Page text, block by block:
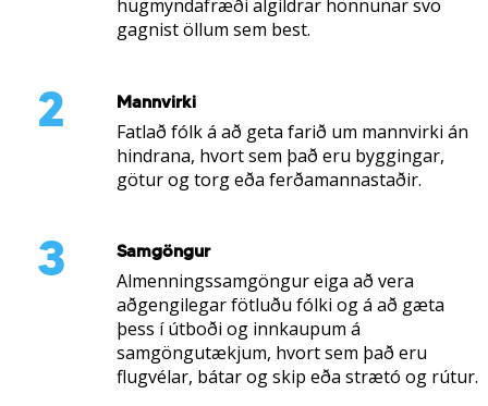
hugmyndafræði algildrar hönnunar svo
gagnist öllum sem best.
2 Mannvirki
Fatlað fólk á að geta farið um mannvirki án
hindrana, hvort sem það eru byggingar,
götur og torg eða ferðamannastaðir.
3 Samgöngur
Almenningssamgöngur eiga að vera
aðgengilegar fötluðu fólki og á að gæta
þess í útboði og innkaupum á
samgöngutækjum, hvort sem það eru
flugvélar, bátar og skip eða strætó og rútur.